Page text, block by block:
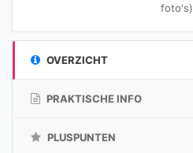
foto's)
OVERZICHT
PRAKTISCHE INFO
PLUSPUNTEN